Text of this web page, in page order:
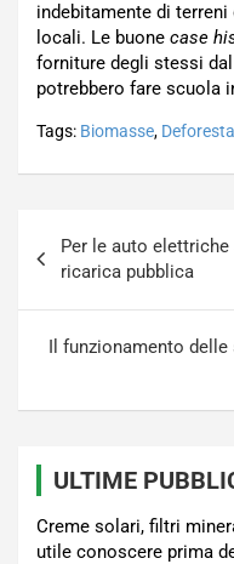
indebitamente di
locali. Le buone case
forniture degli stessi
potrebbero fare scuola
Tags: Biomasse,
articoli
Per le auto
ricarica pubblica
Il funzionamento
ULTIME
Creme solari, filtri
utile conoscere prima